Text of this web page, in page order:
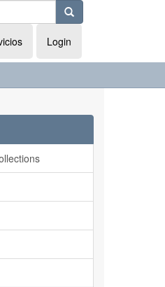
Login